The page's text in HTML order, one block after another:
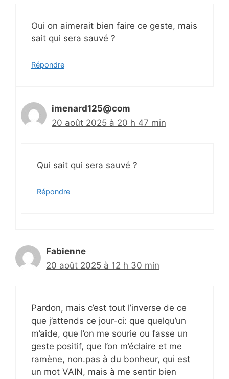
Oui on aimerait bien faire ce geste, mais
sait qui sera sauvé ?
Répondre
imenard125@com
20 août 2025 à 20 h 47 min
Qui sait qui sera sauvé ?
Répondre
Fabienne
20 août 2025 à 12 h 30 min
Pardon, mais c’est tout l’inverse de ce
que j’attends ce jour-ci: que quelqu’un
m’aide, que l’on me sourie ou fasse un
geste positif, que l’on m’éclaire et me
ramène, non.pas à du bonheur, qui est
un mot VAIN, mais à me sentir bien